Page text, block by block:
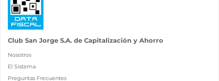
Club San Jorge S.A. de Capitalización y Ahorro
Nosotros
El Sistema
Preguntas Frecuentes